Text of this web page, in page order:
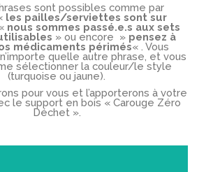
sont possibles comme par
les pailles/serviettes sont sur
nous sommes passé.e.s aux sets
» ou encore » pensez à
médicaments périmés« . Vous
quelle autre phrase, et vous
sélectionner la couleur/le style
(turquoise ou jaune).
pour vous et l’apporterons à votre
le support en bois « Carouge Zéro
Déchet ».